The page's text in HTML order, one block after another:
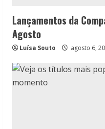
Lançamentos da
Agosto
Luísa Souto agosto 6,